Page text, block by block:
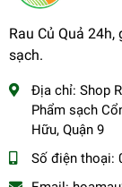
Rau Củ Quả
sạch.
Địa chỉ: Shop
Phẩm sạch
Hữu, Quận 9
Số điện thoại: